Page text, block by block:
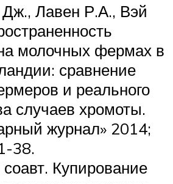
Лавен Р.А., Вэй
молочных фермах в
сравнение
и реального
случаев хромоты.
журнал» 2014;
38.
Купирование